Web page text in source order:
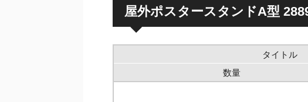
屋外ポスタースタンドA型
タイトル
数量